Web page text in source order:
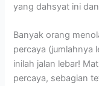
yang dahsyat ini
Banyak orang
percaya (jumlahnya
inilah jalan lebar!
percaya, sebagian